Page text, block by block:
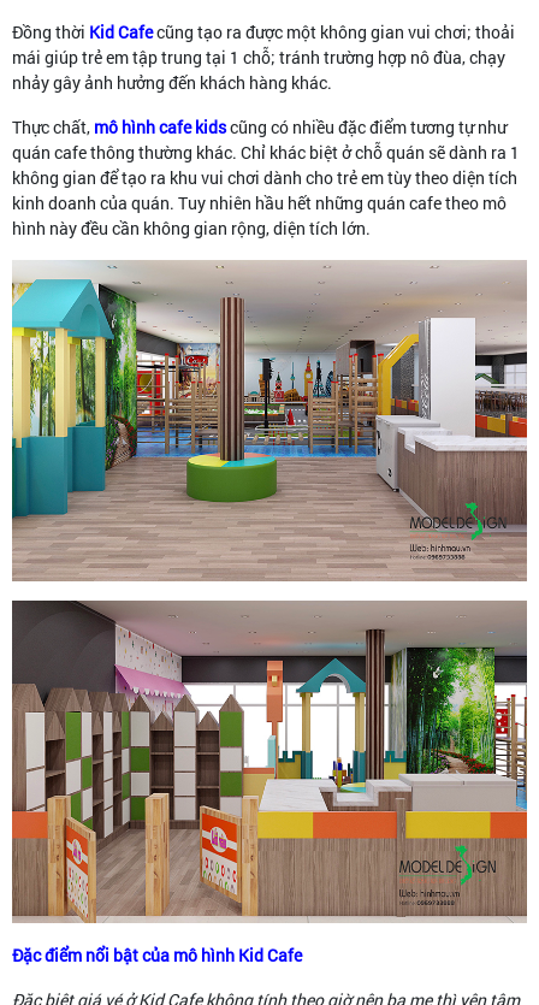
Đồng thời Kid Cafecũng tạo ra được một không gian vui chơi; thoải
mái giúp trẻ em tập trung tại 1 chỗ; tránh trường hợp nô đùa, chạy
nhảy gây ảnh hưởng đến khách hàng khác.
Thực chất, mô hình cafe kidscũng có nhiều đặc điểm tương tự như
quán cafe thông thường khác. Chỉ khác biệt ở chỗ quán sẽ dành ra 1
không gian để tạo ra khu vui chơi dành cho trẻ em tùy theo diện tích
kinh doanh của quán. Tuy nhiên hầu hết những quán cafe theo mô
hình này đều cần không gian rộng, diện tích lớn.
Đặc điểm nổi bật của mô hình Kid Cafe
Đặc biệt giá vé ở Kid Cafe không tính theo giờ nên ba mẹ thì yên tâm